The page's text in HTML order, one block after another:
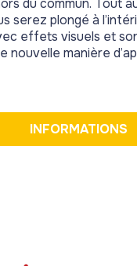
du commun. Tout
serez plongé à
effets visuels et
nouvelle manière
INFORMATIONS